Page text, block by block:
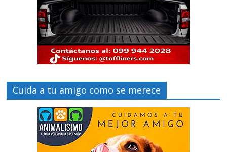
Cuida a tu amigo como se merece